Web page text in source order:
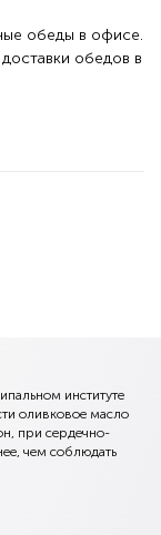
обеды в офисе.
обедов в
институте
оливковое масло
при сердечно-
чем соблюдать